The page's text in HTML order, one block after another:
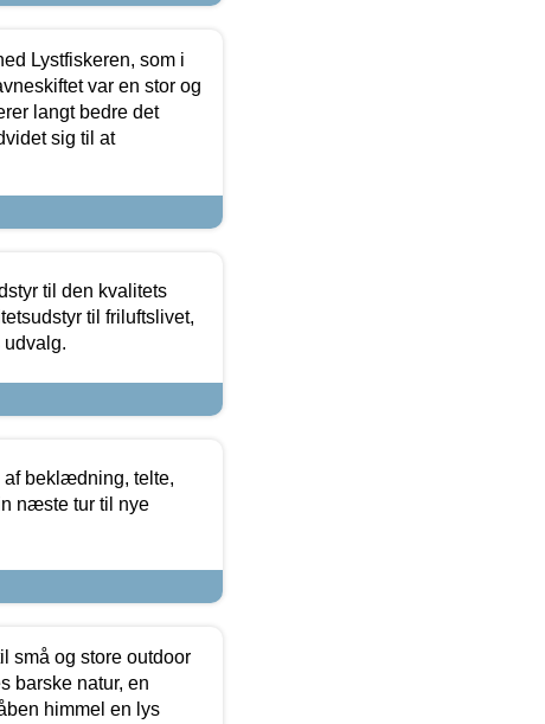
Lystfiskeren, som i
var en stor og
langt bedre det
sig til at
til den kvalitets
til friluftslivet,
udvalg.
af beklædning, telte,
næste tur til nye
små og store outdoor
barske natur, en
himmel en lys